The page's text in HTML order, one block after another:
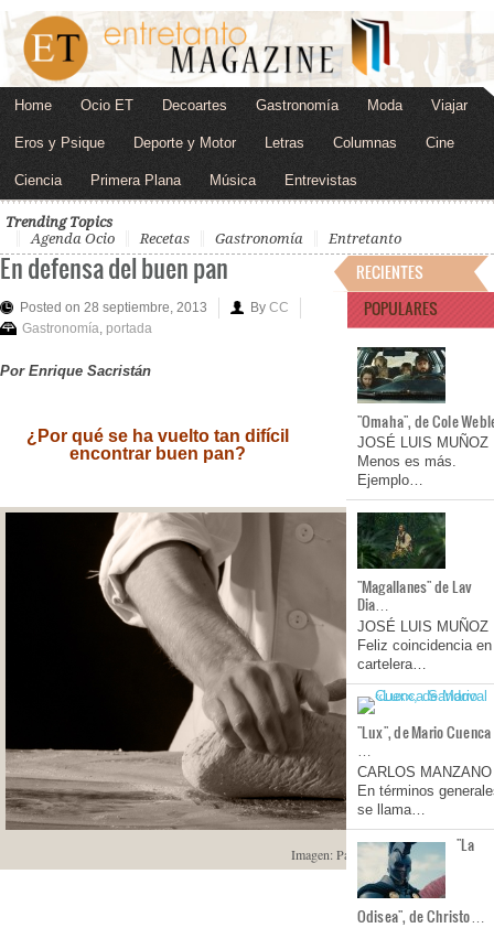
Home Ocio ET Decoartes Gastronomía Moda Viajar
Eros y Psique Deporte y Motor Letras Columnas Cine
Ciencia Primera Plana Música Entrevistas
Trending Topics
Agenda Ocio
Recetas Gastronomía Entretanto
En defensa del buen pan
Posted on 28 septiembre, 2013 By CC
Gastronomía portada
Por Enrique Sacristán
¿Por qué se ha vuelto tan difícil
encontrar buen pan?
Imagen: Pain du Terroir
RECIENTES
POPULARES
"Omaha", de Cole
JOSÉ LUIS MUÑOZ
Menos es más.
Ejemplo…
"Magallanes" de Lav
Dia…
JOSÉ LUIS MUÑOZ
Feliz coincidencia en
cartelera…
"Lux", de Mario Cuenca
…
CARLOS MANZANO
En términos
se llama…
"La
Odisea", de Christo…